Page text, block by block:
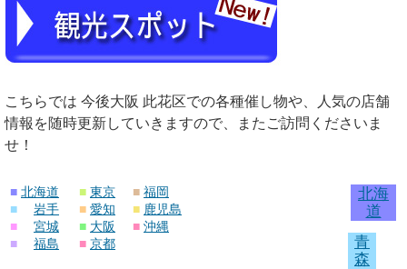
こちらでは 今後大阪 此花区での各種催し物や、人気の店舗
情報を随時更新していきますので、またご訪問くださいま
せ！
■ 北海道
■
岩手
■
宮城
■
福島
■ 東京
■ 愛知
■ 大阪
■ 京都
■ 福岡
■ 鹿児島
■ 沖縄
北海
道
青
森